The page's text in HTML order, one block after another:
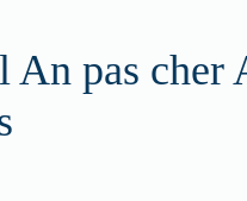
An pas cher